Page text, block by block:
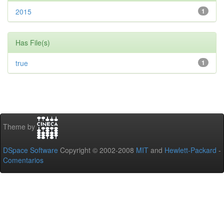
1
2015
Has File(s)
1
true
Theme by
DSpace Software Copyright © 2002-2008 MIT and Hewlett-Packard -
Comentarios